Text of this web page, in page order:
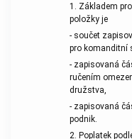
1. Základem
položky je
- součet
pro komanditní
- zapisovaná
ručením
družstva,
- zapisovaná
podnik.
2. Poplatek